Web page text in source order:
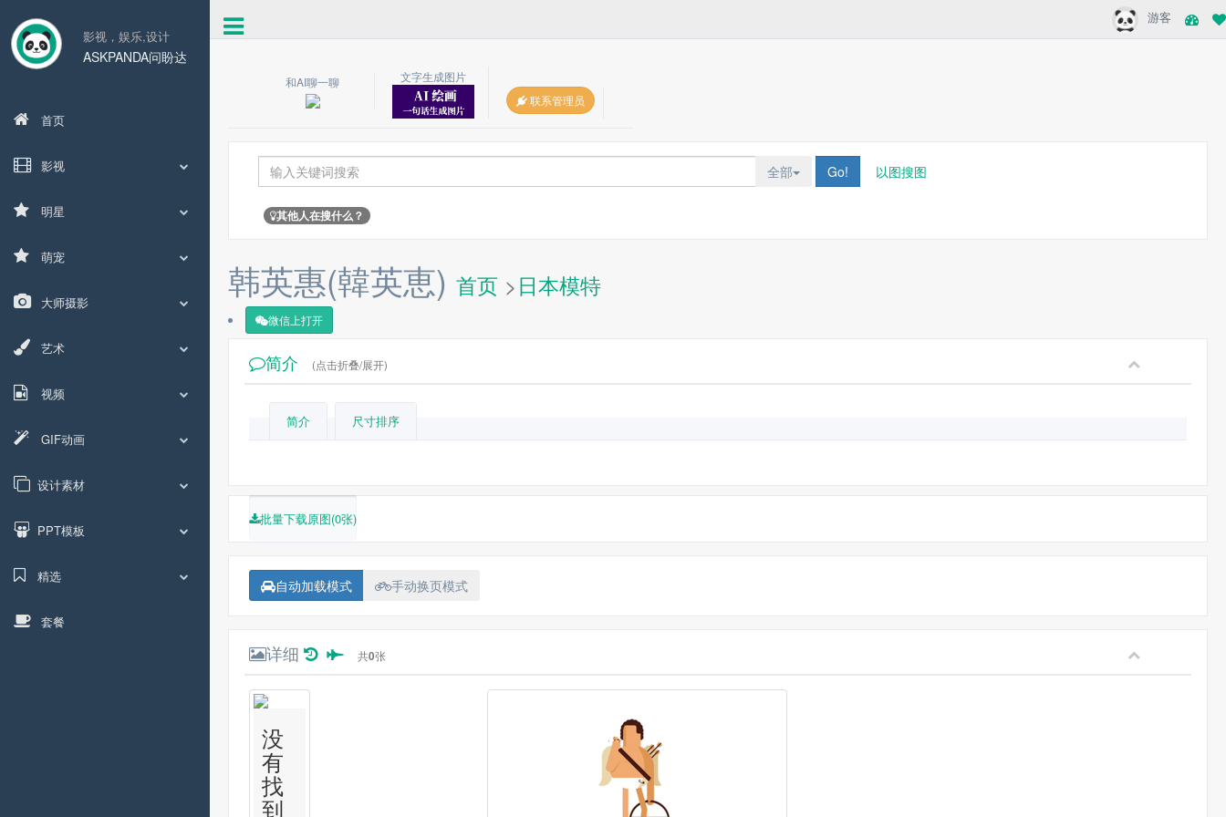
影视，娱乐,设计
ASKPANDA问盼达
首页
影视
明星
萌宠
大师摄影
艺术
视频
GIF动画
设计素材
PPT模板
精选
套餐
游客
和AI聊一聊
文字生成图片
联系管理员
全部 Go! 以图搜图
其他人在搜什么？
韩英惠(韓英恵) 首页 >日本模特
微信上打开
简介 (点击折叠/展开)
简介 尺寸排序
批量下载原图(0张)
自动加载模式 手动换页模式
详细 共0张
没
有
找
到